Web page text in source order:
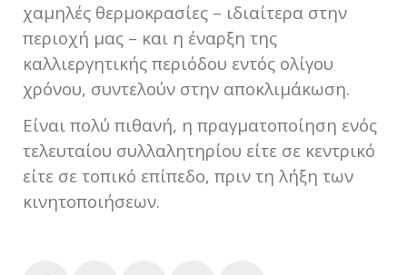
χαμηλές θερμοκρασίες – ιδιαίτερα στην
περιοχή μας – και η έναρξη της
καλλιεργητικής περιόδου εντός ολίγου
χρόνου, συντελούν στην αποκλιμάκωση.
Είναι πολύ πιθανή, η πραγματοποίηση ενός
τελευταίου συλλαλητηρίου είτε σε κεντρικό
είτε σε τοπικό επίπεδο, πριν τη λήξη των
κινητοποιήσεων.